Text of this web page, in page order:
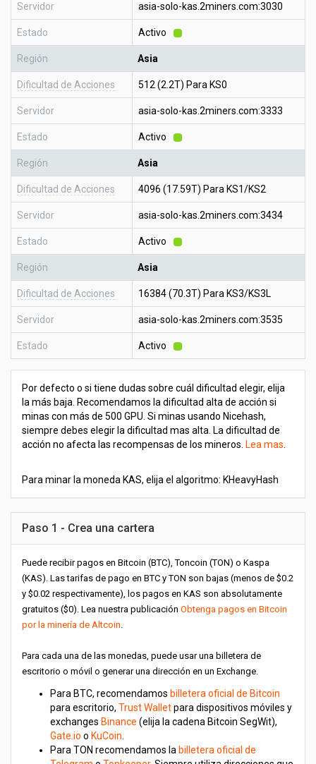
Servidor asia-solo-kas.2miners.com:3030
Estado Activo
Región Asia
Dificultad de Acciones 512 (2.2T) Para KS0
Servidor asia-solo-kas.2miners.com:3333
Estado Activo
Región Asia
Dificultad de Acciones 4096 (17.59T) Para KS1/KS2
Servidor asia-solo-kas.2miners.com:3434
Estado Activo
Región Asia
Dificultad de Acciones 16384 (70.3T) Para KS3/KS3L
Servidor asia-solo-kas.2miners.com:3535
Estado Activo
Por defecto o si tiene dudas sobre cuál dificultad elegir, elija
la más baja. Recomendamos la dificultad alta de acción si
minas con más de 500 GPU. Si minas usando Nicehash,
siempre debes elegir la dificultad mas alta. La dificultad de
acción no afecta las recompensas de los mineros. Lea mas
Para minar la moneda KAS, elija el algoritmo: KHeavyHash
Paso 1 - Crea una cartera
Puede recibir pagos en Bitcoin (BTC), Toncoin (TON) o Kaspa
(KAS). Las tarifas de pago en BTC y TON son bajas (menos de $0.2
y $0.02 respectivamente), los pagos en KAS son absolutamente
gratuitos ($0). Lea nuestra publicación Obtenga pagos en Bitcoin
por la minería de Altcoin.
Para cada una de las monedas, puede usar una billetera de
escritorio o móvil o generar una dirección en un Exchange.
Para BTC, recomendamos billetera oficial de Bitcoin
para escritorio, Trust Walletpara dispositivos móviles y
exchanges Binance (elija la cadena Bitcoin SegWit),
Gate.io o KuCoin
Para TON recomendamos la billetera oficial de